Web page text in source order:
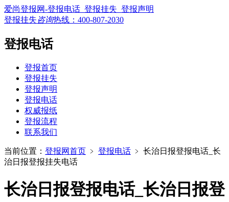
爱尚登报网-登报电话_登报挂失_登报声明
登报挂失咨询热线： 400-807-2030
登报电话
登报首页
登报挂失
登报声明
登报电话
权威报纸
登报流程
联系我们
当前位置： 登报网首页 ﹥ 登报电话 ﹥ 长治日报登报电话_长
治日报登报挂失电话
长治日报登报电话_长治日报登